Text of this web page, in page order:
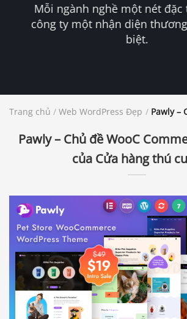
Mỗi ngành nghề một nét đặc
công ty một nhận diện
biệt.
Trang chủ / Web WordPress Đẹp / Pawly –
Pawly – Chủ đề WooC
của Cửa hàng thú